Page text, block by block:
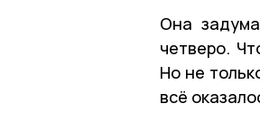
Она
четверо.
Но не
всё